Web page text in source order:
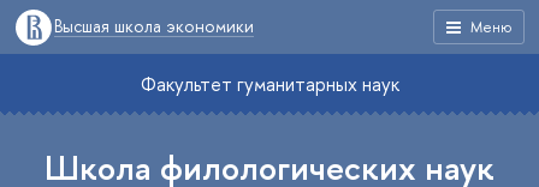
Меню
Высшая школа экономики
Факультет гуманитарных наук
Школа филологических наук